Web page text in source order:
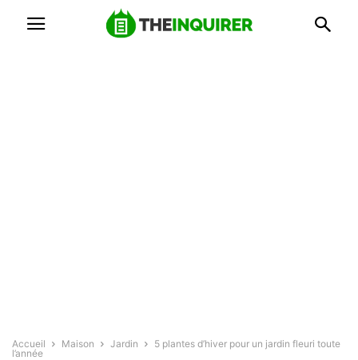
Accueil Maison Jardin
5 plantes d’hiver pour un jardin fleuri toute
l’année